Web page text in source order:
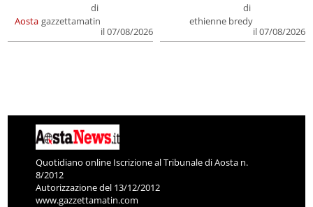
Aosta
di
gazzettamatin
il 07/08/2026
di
ethienne bredy
il 07/08/2026
Quotidiano online Iscrizione al Tribunale di Aosta n.
8/2012
Autorizzazione del 13/12/2012
www.gazzettamatin.com